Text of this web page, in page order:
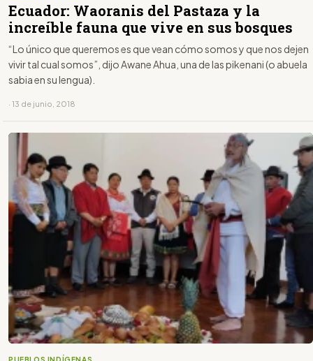
Ecuador: Waoranis del Pastaza y la
increíble fauna que vive en sus bosques
“Lo único que queremos es que vean cómo somos y que nos dejen
vivir tal cual somos”, dijo Awane Ahua, una de las pikenani (o abuela
sabia en su lengua).
· 13 de junio, 2018